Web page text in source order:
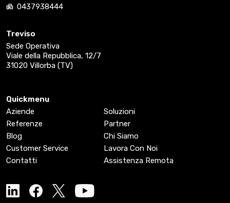
0437938444
Treviso
Sede Operativa
Viale della Repubblica, 12/7
31020 Villorba (TV)
Quickmenu
Aziende
Soluzioni
Referenze
Partner
Blog
Chi Siamo
Customer Service
Lavora Con Noi
Contatti
Assistenza Remota